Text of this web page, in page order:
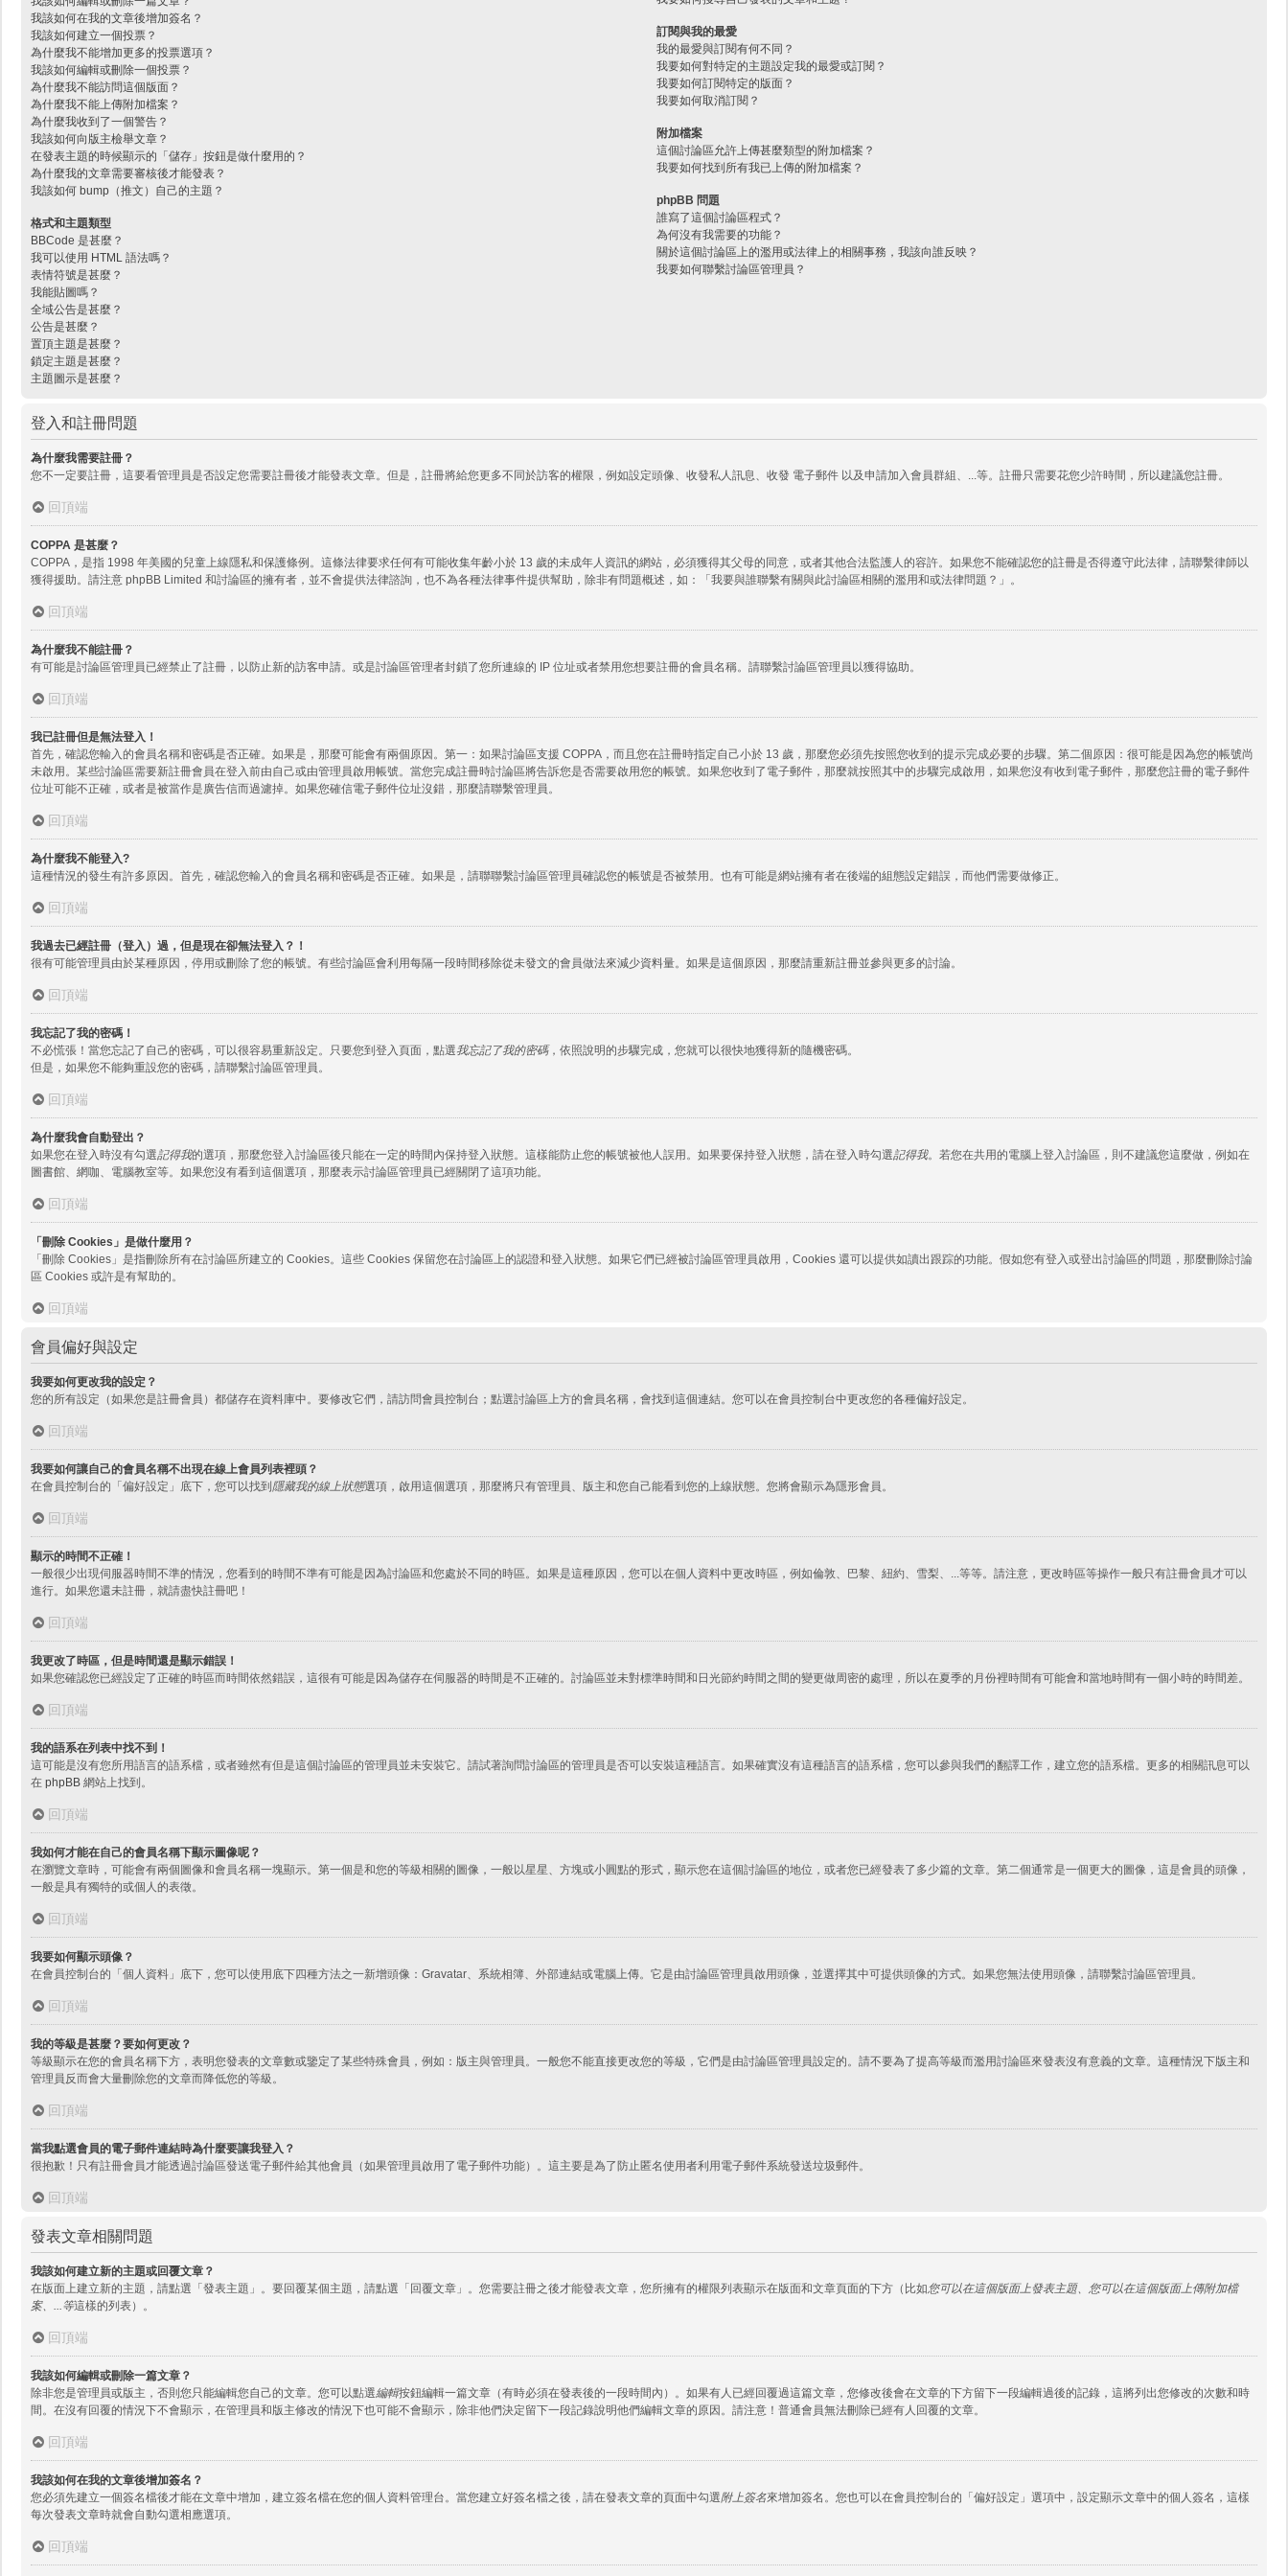
我該如何在我的文章後增加簽名？
我該如何建立一個投票？
為什麼我不能增加更多的投票選項？
我該如何編輯或刪除一個投票？
為什麼我不能訪問這個版面？
為什麼我不能上傳附加檔案？
為什麼我收到了一個警告？
我該如何向版主檢舉文章？
在發表主題的時候顯示的「儲存」按鈕是做什麼用的？
為什麼我的文章需要審核後才能發表？
我該如何 bump（推文）自己的主題？
格式和主題類型
BBCode 是甚麼？
我可以使用 HTML 語法嗎？
表情符號是甚麼？
我能貼圖嗎？
全域公告是甚麼？
公告是甚麼？
置頂主題是甚麼？
鎖定主題是甚麼？
主題圖示是甚麼？
訂閱與我的最愛
我的最愛與訂閱有何不同？
我要如何對特定的主題設定我的最愛或訂閱？
我要如何訂閱特定的版面？
我要如何取消訂閱？
附加檔案
這個討論區允許上傳甚麼類型的附加檔案？
我要如何找到所有我已上傳的附加檔案？
phpBB 問題
誰寫了這個討論區程式？
為何沒有我需要的功能？
關於這個討論區上的濫用或法律上的相關事務，我該向誰反映？
我要如何聯繫討論區管理員？
登入和註冊問題
為什麼我需要註冊？
您不一定要註冊，這要看管理員是否設定您需要註冊後才能發表文章。但是，註冊將給您更多不同於訪客的權限，例如設定頭像、收發私人訊息、收發 電子郵件 以及申請加入會員群組、...等。註冊只需要花您少許時間，所以建議您註冊。
回頂端
COPPA 是甚麼？
COPPA，是指 1998 年美國的兒童上線隱私和保護條例。這條法律要求任何有可能收集年齡小於 13 歲的未成年人資訊的網站，必須獲得其父母的同意，或者其他合法監護人的容許。如果您不能確認您的註冊是否得遵守此法律，請聯繫律師以
獲得援助。請注意 phpBB Limited 和討論區的擁有者，並不會提供法律諮詢，也不為各種法律事件提供幫助，除非有問題概述，如：「我要與誰聯繫有關與此討論區相關的濫用和或法律問題？」。
回頂端
為什麼我不能註冊？
有可能是討論區管理員已經禁止了註冊，以防止新的訪客申請。或是討論區管理者封鎖了您所連線的 IP 位址或者禁用您想要註冊的會員名稱。請聯繫討論區管理員以獲得協助。
回頂端
我已註冊但是無法登入！
首先，確認您輸入的會員名稱和密碼是否正確。如果是，那麼可能會有兩個原因。第一：如果討論區支援 COPPA，而且您在註冊時指定自己小於 13 歲，那麼您必須先按照您收到的提示完成必要的步驟。第二個原因：很可能是因為您的帳號尚
未啟用。某些討論區需要新註冊會員在登入前由自己或由管理員啟用帳號。當您完成註冊時討論區將告訴您是否需要啟用您的帳號。如果您收到了電子郵件，那麼就按照其中的步驟完成啟用，如果您沒有收到電子郵件，那麼您註冊的電子郵件
位址可能不正確，或者是被當作是廣告信而過濾掉。如果您確信電子郵件位址沒錯，那麼請聯繫管理員。
回頂端
為什麼我不能登入?
這種情況的發生有許多原因。首先，確認您輸入的會員名稱和密碼是否正確。如果是，請聯聯繫討論區管理員確認您的帳號是否被禁用。也有可能是網站擁有者在後端的組態設定錯誤，而他們需要做修正。
回頂端
我過去已經註冊（登入）過，但是現在卻無法登入？！
很有可能管理員由於某種原因，停用或刪除了您的帳號。有些討論區會利用每隔一段時間移除從未發文的會員做法來減少資料量。如果是這個原因，那麼請重新註冊並參與更多的討論。
回頂端
我忘記了我的密碼！
不必慌張！當您忘記了自己的密碼，可以很容易重新設定。只要您到登入頁面，點選我忘記了我的密碼，依照說明的步驟完成，您就可以很快地獲得新的隨機密碼。
但是，如果您不能夠重設您的密碼，請聯繫討論區管理員。
回頂端
為什麼我會自動登出？
如果您在登入時沒有勾選記得我的選項，那麼您登入討論區後只能在一定的時間內保持登入狀態。這樣能防止您的帳號被他人誤用。如果要保持登入狀態，請在登入時勾選記得我。若您在共用的電腦上登入討論區，則不建議您這麼做，例如在
圖書館、網咖、電腦教室等。如果您沒有看到這個選項，那麼表示討論區管理員已經關閉了這項功能。
回頂端
「刪除 Cookies」是做什麼用？
「刪除 Cookies」是指刪除所有在討論區所建立的 Cookies。這些 Cookies 保留您在討論區上的認證和登入狀態。如果它們已經被討論區管理員啟用，Cookies 還可以提供如讀出跟踪的功能。假如您有登入或登出討論區的問題，那麼刪除討論
區 Cookies 或許是有幫助的。
回頂端
會員偏好與設定
我要如何更改我的設定？
您的所有設定（如果您是註冊會員）都儲存在資料庫中。要修改它們，請訪問會員控制台；點選討論區上方的會員名稱，會找到這個連結。您可以在會員控制台中更改您的各種偏好設定。
回頂端
我要如何讓自己的會員名稱不出現在線上會員列表裡頭？
在會員控制台的「偏好設定」底下，您可以找到隱藏我的線上狀態選項，啟用這個選項，那麼將只有管理員、版主和您自己能看到您的上線狀態。您將會顯示為隱形會員。
回頂端
顯示的時間不正確！
一般很少出現伺服器時間不準的情況，您看到的時間不準有可能是因為討論區和您處於不同的時區。如果是這種原因，您可以在個人資料中更改時區，例如倫敦、巴黎、紐約、雪梨、...等等。請注意，更改時區等操作一般只有註冊會員才可以
進行。如果您還未註冊，就請盡快註冊吧！
回頂端
我更改了時區，但是時間還是顯示錯誤！
如果您確認您已經設定了正確的時區而時間依然錯誤，這很有可能是因為儲存在伺服器的時間是不正確的。討論區並未對標準時間和日光節約時間之間的變更做周密的處理，所以在夏季的月份裡時間有可能會和當地時間有一個小時的時間差。
回頂端
我的語系在列表中找不到！
這可能是沒有您所用語言的語系檔，或者雖然有但是這個討論區的管理員並未安裝它。請試著詢問討論區的管理員是否可以安裝這種語言。如果確實沒有這種語言的語系檔，您可以參與我們的翻譯工作，建立您的語系檔。更多的相關訊息可以
在 phpBB 網站上找到。
回頂端
我如何才能在自己的會員名稱下顯示圖像呢？
在瀏覽文章時，可能會有兩個圖像和會員名稱一塊顯示。第一個是和您的等級相關的圖像，一般以星星、方塊或小圓點的形式，顯示您在這個討論區的地位，或者您已經發表了多少篇的文章。第二個通常是一個更大的圖像，這是會員的頭像，
一般是具有獨特的或個人的表徵。
回頂端
我要如何顯示頭像？
在會員控制台的「個人資料」底下，您可以使用底下四種方法之一新增頭像：Gravatar、系統相簿、外部連結或電腦上傳。它是由討論區管理員啟用頭像，並選擇其中可提供頭像的方式。如果您無法使用頭像，請聯繫討論區管理員。
回頂端
我的等級是甚麼？要如何更改？
等級顯示在您的會員名稱下方，表明您發表的文章數或鑒定了某些特殊會員，例如：版主與管理員。一般您不能直接更改您的等級，它們是由討論區管理員設定的。請不要為了提高等級而濫用討論區來發表沒有意義的文章。這種情況下版主和
管理員反而會大量刪除您的文章而降低您的等級。
回頂端
當我點選會員的電子郵件連結時為什麼要讓我登入？
很抱歉！只有註冊會員才能透過討論區發送電子郵件給其他會員（如果管理員啟用了電子郵件功能）。這主要是為了防止匿名使用者利用電子郵件系統發送垃圾郵件。
回頂端
發表文章相關問題
我該如何建立新的主題或回覆文章？
在版面上建立新的主題，請點選「發表主題」。要回覆某個主題，請點選「回覆文章」。您需要註冊之後才能發表文章，您所擁有的權限列表顯示在版面和文章頁面的下方（比如您可以在這個版面上發表主題、您可以在這個版面上傳附加檔
案、...等這樣的列表）。
回頂端
我該如何編輯或刪除一篇文章？
除非您是管理員或版主，否則您只能編輯您自己的文章。您可以點選編輯按鈕編輯一篇文章（有時必須在發表後的一段時間內）。如果有人已經回覆過這篇文章，您修改後會在文章的下方留下一段編輯過後的記錄，這將列出您修改的次數和時
間。在沒有回覆的情況下不會顯示，在管理員和版主修改的情況下也可能不會顯示，除非他們決定留下一段記錄說明他們編輯文章的原因。請注意！普通會員無法刪除已經有人回覆的文章。
回頂端
我該如何在我的文章後增加簽名？
您必須先建立一個簽名檔後才能在文章中增加，建立簽名檔在您的個人資料管理台。當您建立好簽名檔之後，請在發表文章的頁面中勾選附上簽名來增加簽名。您也可以在會員控制台的「偏好設定」選項中，設定顯示文章中的個人簽名，這樣
每次發表文章時就會自動勾選相應選項。
回頂端